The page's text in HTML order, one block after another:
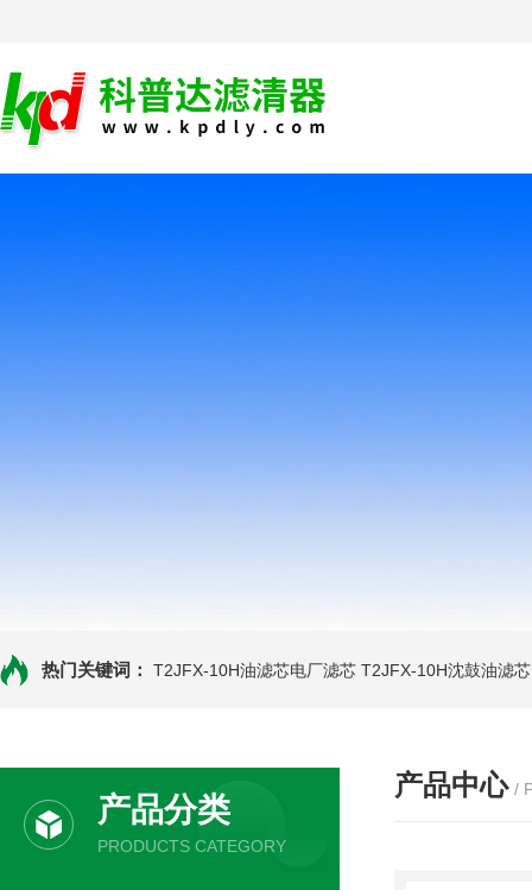
热门关键词： T2JFX-10H油滤芯电厂滤芯 T2JFX-10H沈鼓油滤芯
产品分类
PRODUCTS CATEGORY
产品中心 /